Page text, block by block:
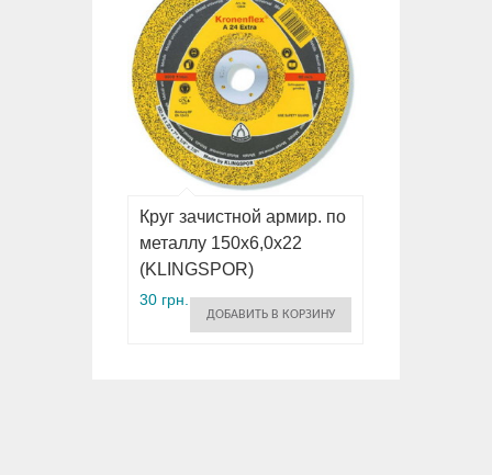
Круг зачистной армир. по
металлу 150х6,0х22
(KLINGSPOR)
30 грн.
ДОБАВИТЬ В КОРЗИНУ